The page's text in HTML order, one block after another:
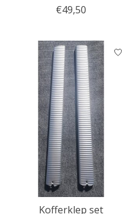
€49,50
Kofferklep set